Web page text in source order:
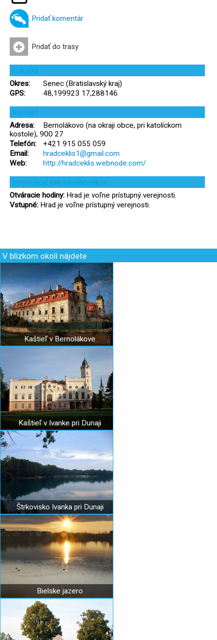
Pridať komentár
Pridať do trasy
Lokalita
Okres:
Senec (Bratislavský kraj)
GPS:
48,199923 17,288146
Kontakt
Adresa:
Bernolákovo (na okraji obce, pri katolíckom
kostole), 900 27
Telefón:
+421 915 055 059
Email:
hradceklis1@gmail.com
Web:
http://hradceklis.webnode.com/
Informácie pre návštevníkov
Otváracie hodiny: Hrad je voľne prístupný verejnosti.
Vstupné: Hrad je voľne prístupný verejnosti.
V blízkom okolí nájdete
Kaštieľ v Bernolákove
Kaštieľ v Ivanke pri Dunaji
Štrkovisko Ivanka pri Dunaji
Bielske jazero